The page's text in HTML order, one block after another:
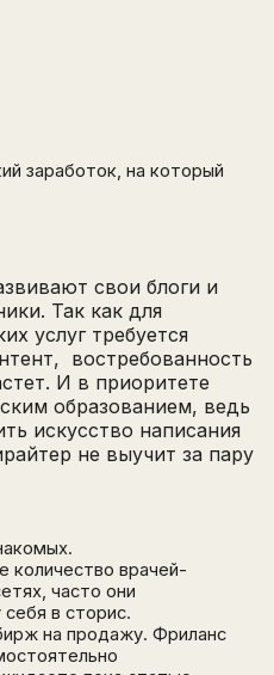
заработок, на который
свои блоги и
Так как для
услуг требуется
востребованность
И в приоритете
образованием, ведь
искусство написания
не выучит за пару
количество врачей-
часто они
в сторис.
на продажу. Фриланс